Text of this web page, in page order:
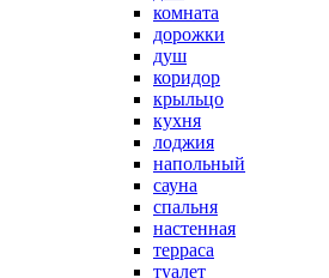
комната
дорожки
душ
коридор
крыльцо
кухня
лоджия
напольный
сауна
спальня
настенная
терраса
туалет